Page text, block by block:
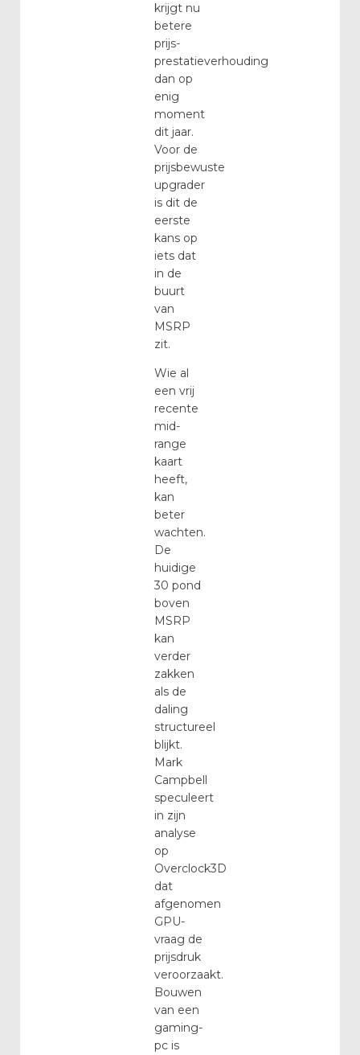
krijgt nu
betere
prijs-
prestatieverhouding
dan op
enig
moment
dit jaar.
Voor de
prijsbewuste
upgrader
is dit de
eerste
kans op
iets dat
in de
buurt
van
MSRP
zit.
Wie al
een vrij
recente
mid-
range
kaart
heeft,
kan
beter
wachten.
De
huidige
30 pond
boven
MSRP
kan
verder
zakken
als de
daling
structureel
blijkt.
Mark
Campbell
speculeert
in zijn
analyse
op
Overclock3D
dat
afgenomen
GPU-
vraag de
prijsdruk
veroorzaakt.
Bouwen
van een
gaming-
pc is